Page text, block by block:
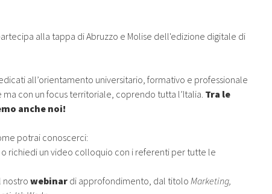
alla tappa di Abruzzo e Molise dell'edizione digitale di
all’orientamento universitario, formativo e professionale
con un focus territoriale, coprendo tutta l’Italia. Tra le
anche noi!
potrai conoscerci:
richiedi un video colloquio con i referenti per tutte le
nostrowebinardi approfondimento, dal titolo Marketing,